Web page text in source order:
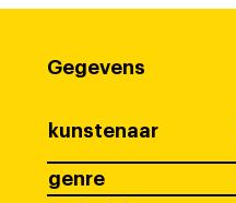
Gegevens
kunstenaar
genre